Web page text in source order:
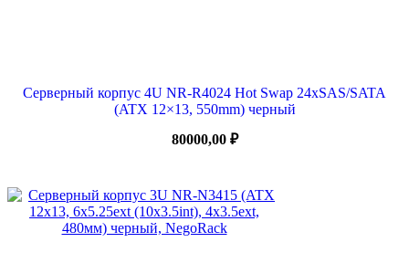
Серверный корпус 4U NR-R4024 Hot Swap 24xSAS/SATA
(ATX 12×13, 550mm) черный
80000,00 ₽